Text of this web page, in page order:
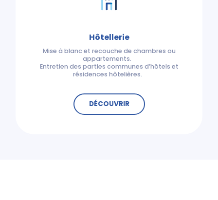
Hôtellerie
Mise à blanc et recouche de chambres ou
appartements.
Entretien des parties communes d’hôtels et
résidences hôtelières.
DÉCOUVRIR